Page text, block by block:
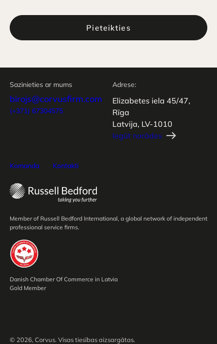
Pieteikties
Sazinieties ar mums
birojs@corvusfirm.com
(+371) 67304575
Adrese:
Elizabetes iela 45/47,
Rīga
Latvija, LV-1010
Iegūt norādes
Komanda Kontakti
Member of Russell Bedford International, a global network of independent
professional service firms.
Danish Chamber Of Commerce in Latvia
Gold Member
© 2026, Corvus. Visas tiesības aizsargātas.